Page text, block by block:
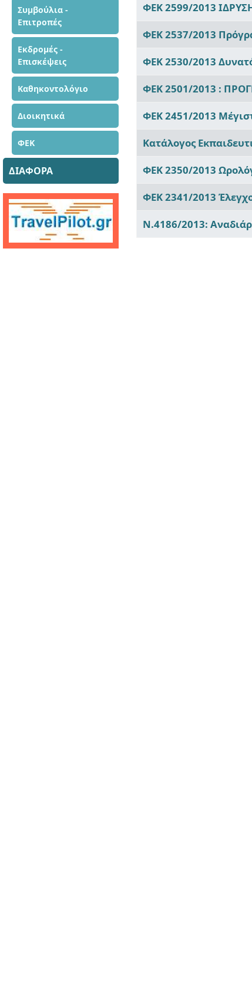
Συμβούλια -
Επιτροπές
Εκδρομές -
Επισκέψεις
Καθηκοντολόγιο
Διοικητικά
ΦΕΚ
ΔΙΑΦΟΡΑ
ΦΕΚ 2599/2013
ΦΕΚ 2537/2013
ΦΕΚ 2530/2013
ΦΕΚ 2501/2013 :
ΦΕΚ 2451/2013
Κατάλογος
ΦΕΚ 2350/2013
ΦΕΚ 2341/2013
Ν.4186/2013: